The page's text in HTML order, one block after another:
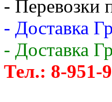
- Перевозки
- Доставка
- Доставка
Тел.: 8-951-